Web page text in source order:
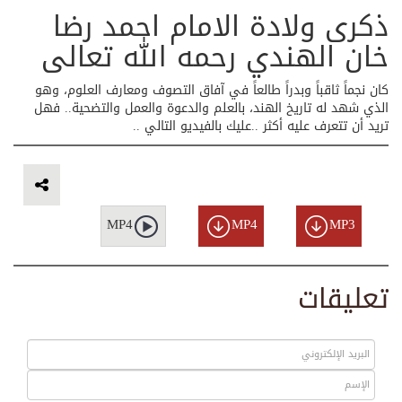
ذکری ولادة الامام احمد رضا
خان الهندي رحمه الله تعالى
كان نجماً ثاقباً وبدراً طالعاً في آفاق التصوف ومعارف العلوم، وهو
الذي شهد له تاريخ الهند، بالعلم والدعوة والعمل والتضحية.. فهل
تريد أن تتعرف عليه أكثر ..عليك بالفيديو التالي ..
MP3
MP4
MP4
تعليقات